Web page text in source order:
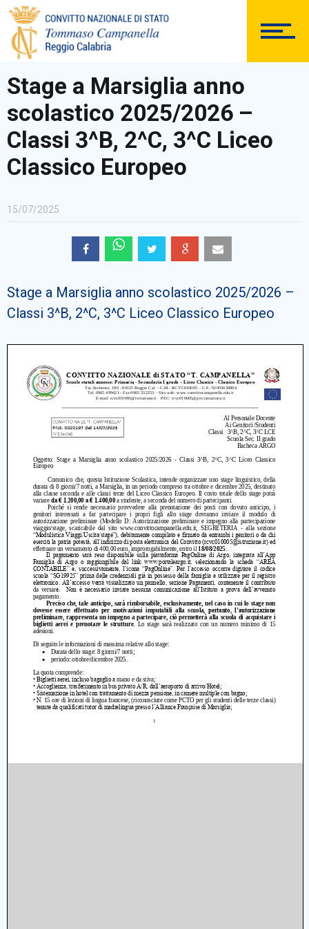
DOCUMENTAZIONE
PERSONALE
Stage a Marsiglia anno
scolastico 2025/2026 –
Classi 3^B, 2^C, 3^C Liceo
Classico Europeo
15/07/2025
Stage a Marsiglia anno scolastico 2025/2026 –
Classi 3^B, 2^C, 3^C Liceo Classico Europeo